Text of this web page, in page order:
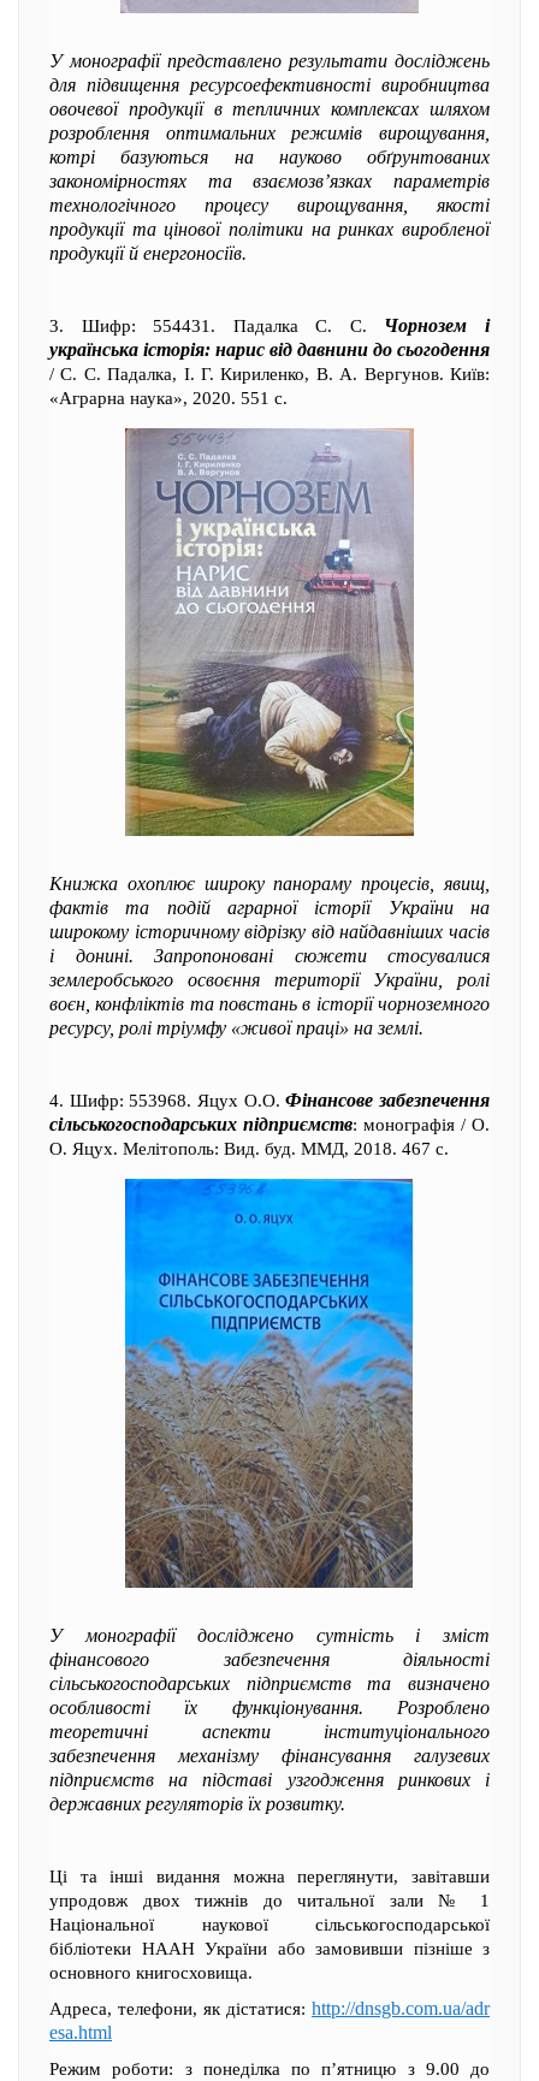
У монографії представлено результати досліджень
для підвищення ресурсоефективності виробництва
овочевої продукції в тепличних комплексах шляхом
розроблення оптимальних режимів вирощування,
котрі базуються на науково обґрунтованих
закономірностях та взаємозв’язках параметрів
технологічного процесу вирощування, якості
продукції та цінової політики на ринках виробленої
продукції й енергоносіїв.
3. Шифр: 554431. Падалка С. С. Чорнозем і
українська історія: нарис від давнини до сьогодення
/ С. С. Падалка, І. Г. Кириленко, В. А. Вергунов. Київ:
«Аграрна наука», 2020. 551 с.
Книжка охоплює широку панораму процесів, явищ,
фактів та подій аграрної історії України на
широкому історичному відрізку від найдавніших часів
і донині. Запропоновані сюжети стосувалися
землеробського освоєння території України, ролі
воєн, конфліктів та повстань в історії чорноземного
ресурсу, ролі тріумфу «живої праці» на землі.
4. Шифр: 553968. Яцух О.О.Фінансове забезпечення
сільськогосподарських підприємств: монографія / О.
О. Яцух. Мелітополь: Вид. буд. ММД, 2018. 467 с.
У монографії досліджено сутність і зміст
фінансового забезпечення діяльності
сільськогосподарських підприємств та визначено
особливості їх функціонування. Розроблено
теоретичні аспекти інституціонального
забезпечення механізму фінансування галузевих
підприємств на підставі узгодження ринкових і
державних регуляторів їх розвитку.
Ці та інші видання можна переглянути, завітавши
упродовж двох тижнів до читальної зали № 1
Національної наукової сільськогосподарської
бібліотеки НААН України або замовивши пізніше з
основного книгосховища.
Адреса, телефони, як дістатися: http://dnsgb.com.ua/adr
esa.html
Режим роботи: з понеділка по п’ятницю з 9.00 до